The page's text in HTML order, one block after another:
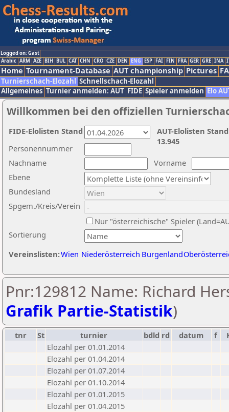
Logged on: Gast
Arabic ARM AZE BIH BUL CAT CHN CRO CZE DEN ENG ESP FAI FIN FRA GER GRE INA
Home Tournament-Database AUT championship Pictures
Turnierschach-Elozahl Schnellschach-Elozahl
Allgemeines Turnier anmelden: AUT FIDE Spieler anmelden Elo
Willkommen bei den offiziellen
Nachname
Vorname
Ebene
Sortierung
Personennummer
Bundesland
Spgem./Kreis/Verein
Nur "österreichische" Spieler
Vereinslisten:Wien Niederösterreich Burgenland
AUT-Elolisten
13.945
FIDE-Elolisten Stand
Pnr:129812 Name: Richard
Grafik Partie-Statistik)
tnr St turnier bdld rd datum f
Elozahl per 01.01.2014
Elozahl per 01.04.2014
Elozahl per 01.07.2014
Elozahl per 01.10.2014
Elozahl per 01.01.2015
Elozahl per 01.04.2015